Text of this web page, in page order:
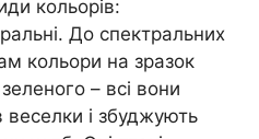
кольорів:
До спектральних
кольори на зразок
– всі вони
веселки і збуджують